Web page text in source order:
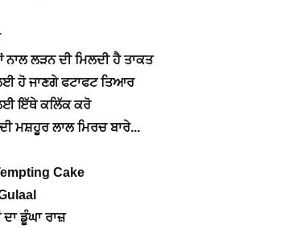
ਲੜਨ ਦੀ ਮਿਲਦੀ ਹੈ ਤਾਕਤ
ਹੋ ਜਾਣਗੇ ਫਟਾਫਟ ਤਿਆਰ
ਲਈ ਇੱਥੇ ਕਲਿੱਕ ਕਰੋ
ਮਸ਼ਹੂਰ ਲਾਲ ਮਿਰਚ ਬਾਰੇ...
Cake
ਡੂੰਘਾ ਰਾਜ਼